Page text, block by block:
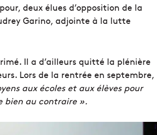
deux élues d’opposition de la
Garino, adjointe à la lutte
Il a d’ailleurs quitté la plénière
Lors de la rentrée en septembre,
aux écoles et aux élèves pour
bien au contraire ».